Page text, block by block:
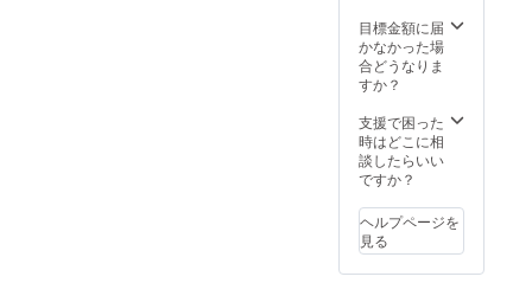
目標金額に届
かなかった場
合どうなりま
すか？
支援で困った
時はどこに相
談したらいい
ですか？
ヘルプページを
見る